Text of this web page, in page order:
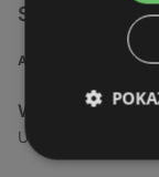
Sklepy
ADRES
Woolworth
Ul. Stargardzka